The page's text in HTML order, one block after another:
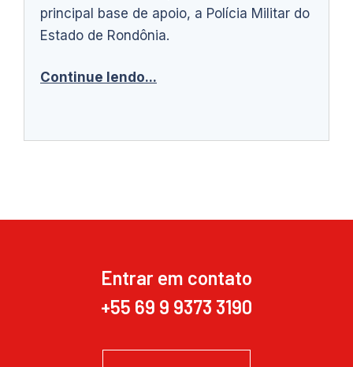
principal base de apoio, a Polícia Militar do
Estado de Rondônia.
Continue lendo...
Entrar em contato
+55 69 9 9373 3190